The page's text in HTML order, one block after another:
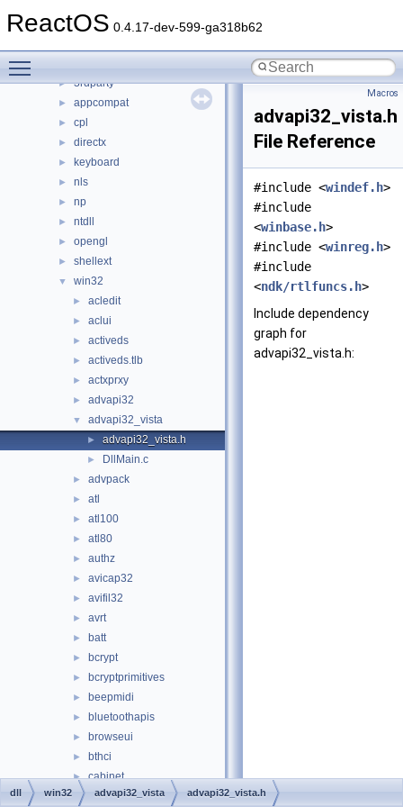
ReactOS 0.4.17-dev-599-ga318b62
► base
► 3rdparty
► appcompat
► cpl
► directx
► keyboard
► nls
► np
► ntdll
► opengl
► shellext
▼ win32
► acledit
► aclui
► activeds
► activeds.tlb
► actxprxy
► advapi32
▼ advapi32_vista
► advapi32_vista.h
► DllMain.c
► advpack
► atl
► atl100
► atl80
► authz
► avicap32
► avifil32
► avrt
► batt
► bcrypt
► bcryptprimitives
► beepmidi
► bluetoothapis
► browseui
► bthci
► cabinet
► cards
Macros
advapi32_vista.h
File Reference
#include <windef.h>
#include
<winbase.h>
#include <winreg.h>
#include
<ndk/rtlfuncs.h>
Include dependency
graph for
advapi32_vista.h:
dll win32 advapi32_vista advapi32_vista.h